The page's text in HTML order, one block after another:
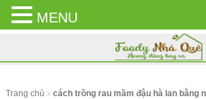
CLOSE
MENU
Trang chủ cách trồng rau mầm đậu hà lan bằng
MENU